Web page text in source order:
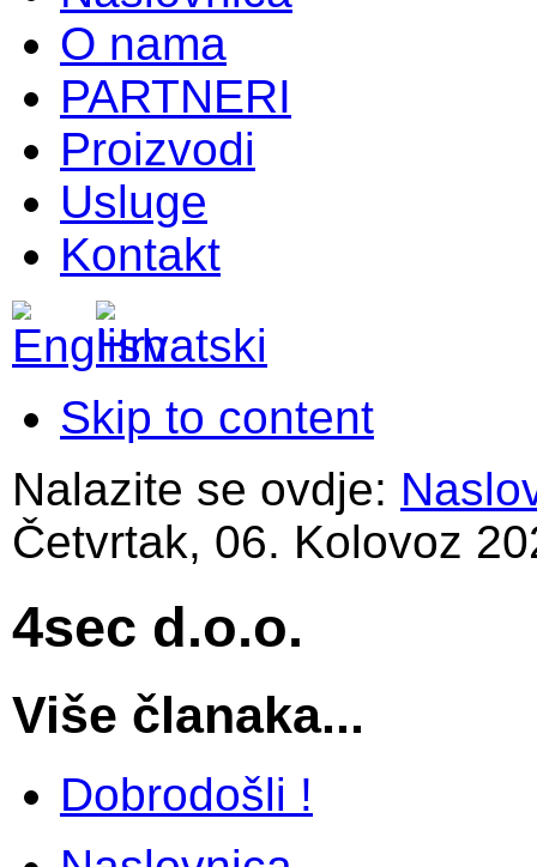
O nama
PARTNERI
Proizvodi
Usluge
Kontakt
Skip to content
Nalazite se ovdje:
Četvrtak, 06. Kolovoz
4sec d.o.o.
Više članaka...
Dobrodošli !